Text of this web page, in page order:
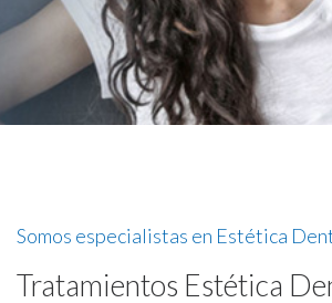
91 781 27 00
Somos especialistas en Estética
Tratamientos Estética